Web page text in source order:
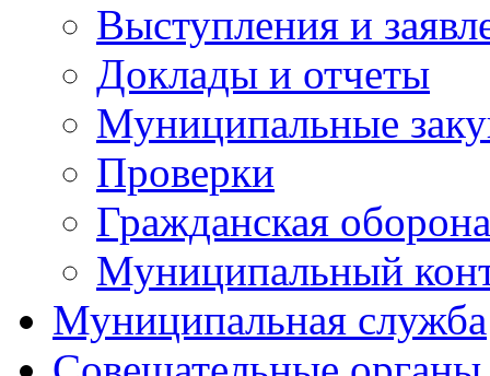
Выступления и
Доклады и отчеты
Муниципальные
Проверки
Гражданская
Муниципальный
Муниципальная служба